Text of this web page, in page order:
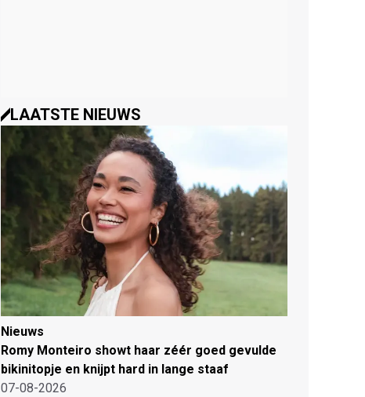
LAATSTE NIEUWS
Nieuws
Romy Monteiro showt haar zéér goed gevulde
bikinitopje en knijpt hard in lange staaf
07-08-2026